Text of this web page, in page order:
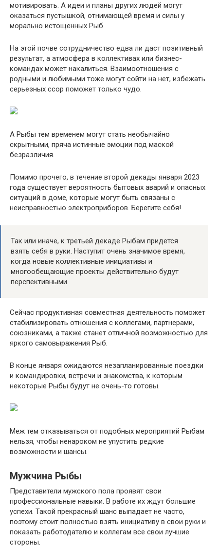
мотивировать. А идеи и планы других людей могут
оказаться пустышкой, отнимающей время и силы у
морально истощенных Рыб.
На этой почве сотрудничество едва ли даст позитивный
результат, а атмосфера в коллективах или бизнес-
командах может накалиться. Взаимоотношения с
родными и любимыми тоже могут сойти на нет, избежать
серьезных ссор поможет только чудо.
А Рыбы тем временем могут стать необычайно
скрытными, пряча истинные эмоции под маской
безразличия.
Помимо прочего, в течение второй декады января 2023
года существует вероятность бытовых аварий и опасных
ситуаций в доме, которые могут быть связаны с
неисправностью электроприборов. Берегите себя!
Так или иначе, к третьей декаде Рыбам придется
взять себя в руки. Наступит очень значимое время,
когда новые коллективные инициативы и
многообещающие проекты действительно будут
перспективными.
Сейчас продуктивная совместная деятельность поможет
стабилизировать отношения с коллегами, партнерами,
союзниками, а также станет отличной возможностью для
яркого самовыражения Рыб.
В конце января ожидаются незапланированные поездки
и командировки, встречи и знакомства, к которым
некоторые Рыбы будут не очень-то готовы.
Меж тем отказываться от подобных мероприятий Рыбам
нельзя, чтобы ненароком не упустить редкие
возможности и шансы.
Мужчина Рыбы
Представители мужского пола проявят свои
профессиональные навыки. В работе их ждут большие
успехи. Такой прекрасный шанс выпадает не часто,
поэтому стоит полностью взять инициативу в свои руки и
показать работодателю и коллегам все свои лучшие
стороны.